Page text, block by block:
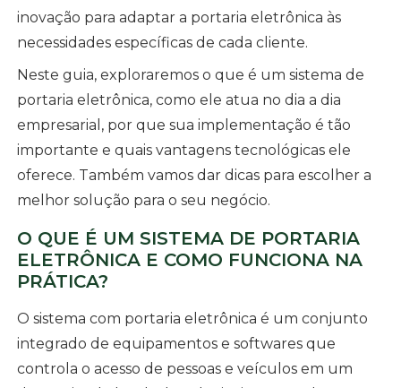
inovação para adaptar a portaria eletrônica às
necessidades específicas de cada cliente.
Neste guia, exploraremos o que é um sistema de
portaria eletrônica, como ele atua no dia a dia
empresarial, por que sua implementação é tão
importante e quais vantagens tecnológicas ele
oferece. Também vamos dar dicas para escolher a
melhor solução para o seu negócio.
O QUE É UM SISTEMA DE PORTARIA
ELETRÔNICA E COMO FUNCIONA NA
PRÁTICA?
O sistema com portaria eletrônica é um conjunto
integrado de equipamentos e softwares que
controla o acesso de pessoas e veículos em um